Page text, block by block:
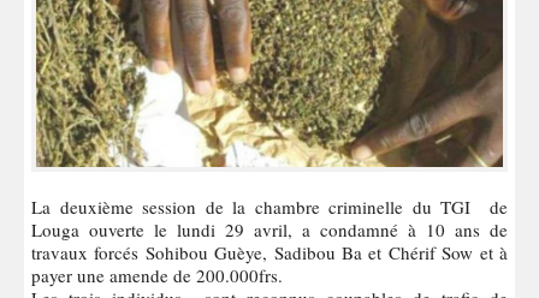
La deuxième session de la chambre criminelle du TGI de
Louga ouverte le lundi 29 avril, a condamné à 10 ans de
travaux forcés Sohibou Guèye, Sadibou Ba et Chérif Sow et à
payer une amende de 200.000frs.